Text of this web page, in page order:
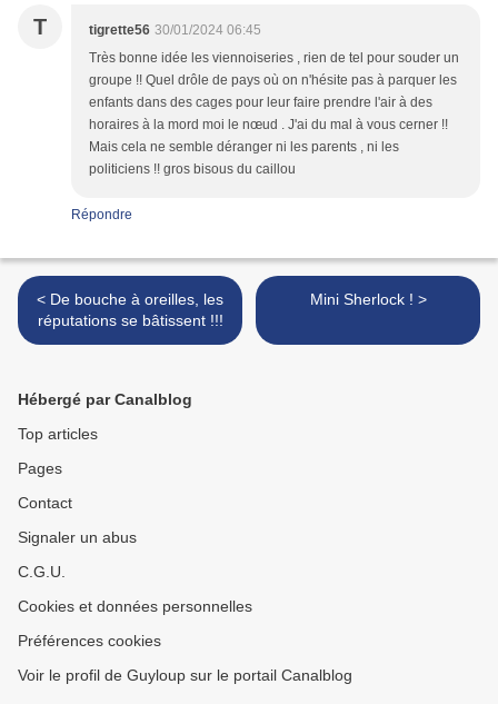
T tigrette56 30/01/2024 06:45
Très bonne idée les viennoiseries , rien de tel pour souder un
groupe !! Quel drôle de pays où on n'hésite pas à parquer les
enfants dans des cages pour leur faire prendre l'air à des
horaires à la mord moi le nœud . J'ai du mal à vous cerner !!
Mais cela ne semble déranger ni les parents , ni les
politiciens !! gros bisous du caillou
Répondre
< De bouche à oreilles, les
réputations se bâtissent !!!
Mini Sherlock ! >
Hébergé par Canalblog
Top articles
Pages
Contact
Signaler un abus
C.G.U.
Cookies et données personnelles
Préférences cookies
Voir le profil de Guyloup sur le portail Canalblog